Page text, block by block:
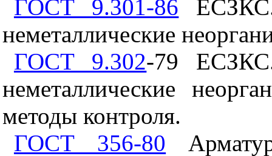
ГОСТ 9.301-86
неметаллические
ГОСТ 9.302-79
неметаллические
методы контроля.
ГОСТ 356-80